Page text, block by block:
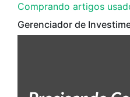
Comprando artigos
Gerenciador de